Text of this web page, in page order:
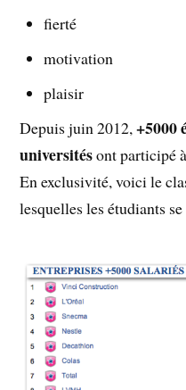
fierté
motivation
plaisir
Depuis juin 2012,+5000
universitésont participé
En exclusivité, voici le
lesquelles les étudiants